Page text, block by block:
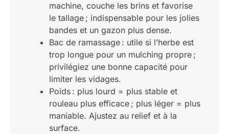
machine, couche les brins et favorise
le tallage ; indispensable pour les jolies
bandes et un gazon plus dense.
Bac de ramassage : utile si l’herbe est
trop longue pour un mulching propre ;
privilégiez une bonne capacité pour
limiter les vidages.
Poids : plus lourd = plus stable et
rouleau plus efficace ; plus léger = plus
maniable. Ajustez au relief et à la
surface.